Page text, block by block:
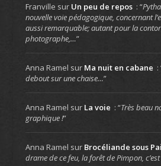
Franville sur Un peu de repos : “
nouvelle voie pédagogique, concernant
aussi remarquable; autant pour la
photographe,…”
Anna Ramel sur Ma nuit en cabane :
debout sur une chaise…”
Anna Ramel sur La voie : “Très beau
graphique !”
Anna Ramel sur Brocéliande sous
drame de ce feu, la forêt de Pimpon,